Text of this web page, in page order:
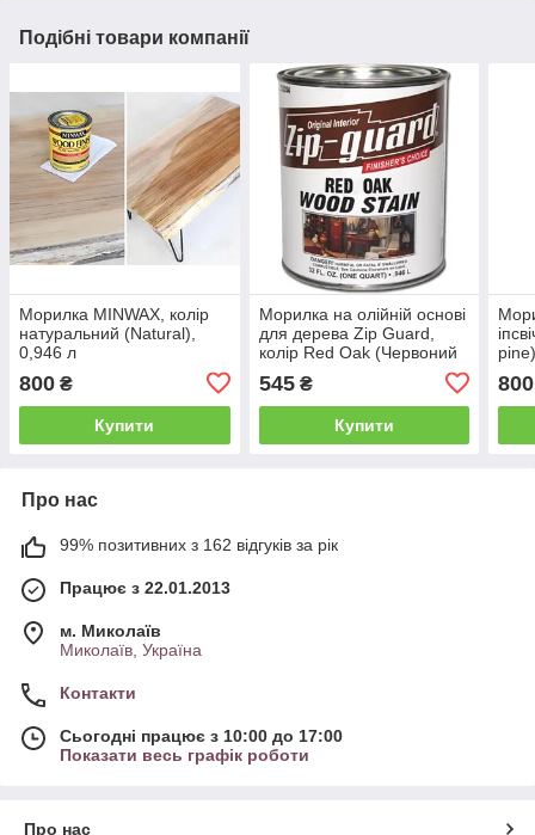
Подібні товари компанії
Морилка MINWAX, колір
натуральний (Natural),
0,946 л
800 ₴
Купити
Морилка на олійній основі
для дерева Zip Guard,
колір Red Oak (Червоний
545₴
Купити
800
Про нас
99% позитивних з 162 відгуків за рік
Працює з 22.01.2013
м. Миколаїв
Миколаїв, Україна
Контакти
Сьогодні працює з 10:00 до 17:00
Показати весь графік роботи
Про нас